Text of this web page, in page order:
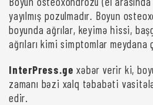
yayılmış pozulmadır. Boyun
boyunda ağrılar, keyimə hissi,
ağrıları kimi simptomlar meydana
InterPress.ge xəbər verir ki,
zamanı bəzi xalq təbabəti
edir.